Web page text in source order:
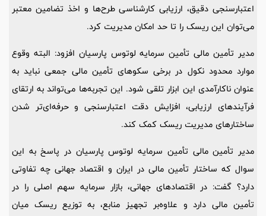
اعتبارسنجی دقیق، ارزیابی کارشناسی طرح‌ها و اخذ تضامین معتبر
می‌توان این ریسک را تا حد امکان مدیریت کرد.
مدیر تأمین مالی تأمین سرمایه لوتوس پارسیان افزود: البته وقوع
موارد محدود نکول در برخی سکوهای تأمین مالی جمعی نباید به
عنوان ناکارآمدی این ابزار تلقی شود. این تجربه‌ها می‌تواند به ارتقای
فرآیندهای ارزیابی، افزایش دقت اعتبارسنجی و حرفه‌ای‌تر شدن
ساختارهای مدیریت ریسک کمک کند.
مدیر تأمین مالی تأمین سرمایه لوتوس پارسیان در پاسخ به این
سوال که ساختار تأمین مالی در ایران و اقتصاد جهانی چه تفاوتی
دارد؟ گفت: در اقتصادهای جهانی، بازار سرمایه سهم اصلی را در
تأمین مالی دارد و علاوه‌بر تجهیز منابع، به توزیع ریسک میان